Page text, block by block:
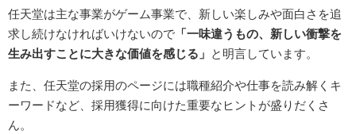
任天堂は主な事業がゲーム事業で、新しい楽しみや面白さを追
求し続けなければいけないので 「一味違うもの、新しい衝撃を
生み出すことに大きな価値を感じる」
と明言しています。
また、任天堂の採用のページには職種紹介や仕事を読み解くキ
ーワードなど、採用獲得に向けた重要なヒントが盛りだくさ
ん。